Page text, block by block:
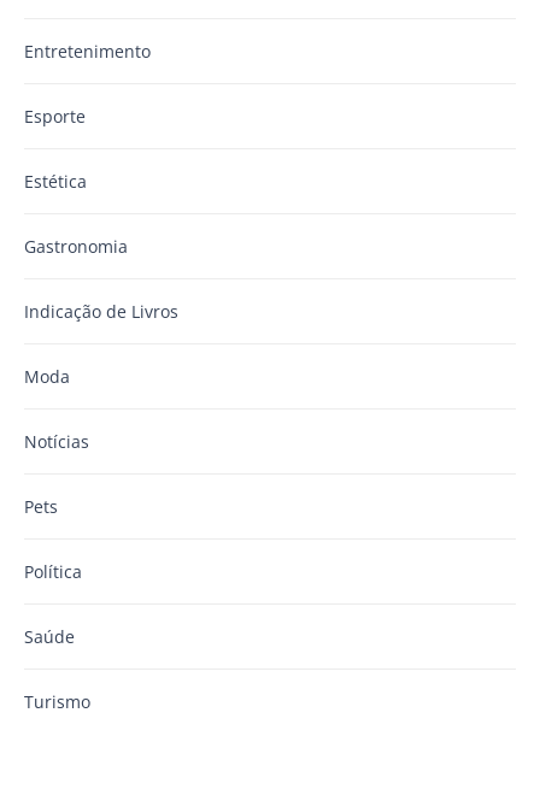
Entretenimento
Esporte
Estética
Gastronomia
Indicação de Livros
Moda
Notícias
Pets
Política
Saúde
Turismo